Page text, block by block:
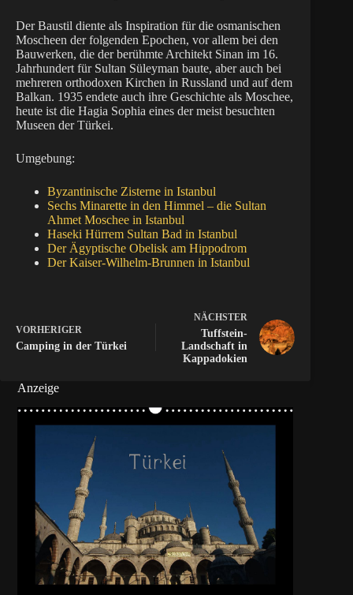
Der Baustil diente als Inspiration für die osmanischen
Moscheen der folgenden Epochen, vor allem bei den
Bauwerken, die der berühmte Architekt Sinan im 16.
Jahrhundert für Sultan Süleyman baute, aber auch bei
mehreren orthodoxen Kirchen in Russland und auf dem
Balkan. 1935 endete auch ihre Geschichte als Moschee,
heute ist die Hagia Sophia eines der meist besuchten
Museen der Türkei.
Umgebung:
Byzantinische Zisterne in Istanbul
Sechs Minarette in den Himmel – die Sultan
Ahmet Moschee in Istanbul
Haseki Hürrem Sultan Bad in Istanbul
Der Ägyptische Obelisk am Hippodrom
Der Kaiser-Wilhelm-Brunnen in Istanbul
VORHERIGER
Camping in der Türkei
NÄCHSTER
Tuffstein-
Landschaft in
Kappadokien
Anzeige